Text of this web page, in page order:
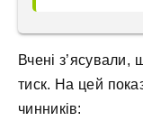
Вчені з’ясували,
тиск. На цей
чинників: